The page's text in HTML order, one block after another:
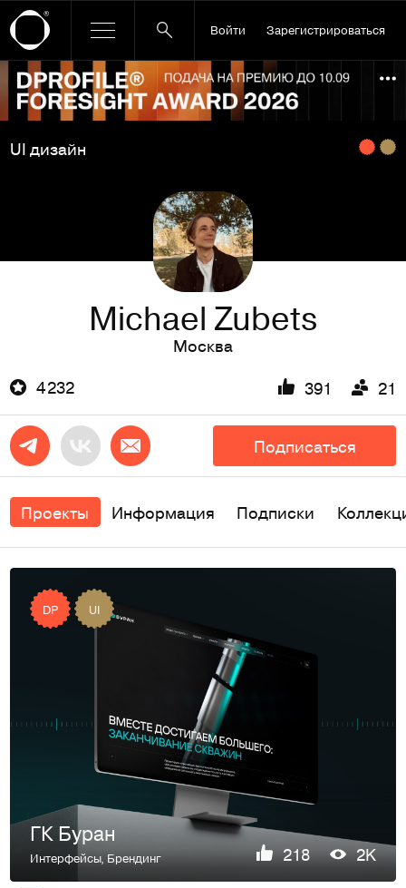
Войти Зарегистрироваться
Ссылка баннера
UI дизайн
Michael Zubets
Москва
4 232
391 21
Подписаться
Проекты Информация Подписки
DP UI
ГК Буран
Интерфейсы, Брендинг 218 2K